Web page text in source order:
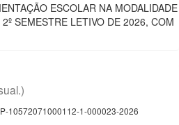
ESCOLAR NA MODALIDADE
SEMESTRE LETIVO DE 2026, COM
10572071000112-1-000023-2026